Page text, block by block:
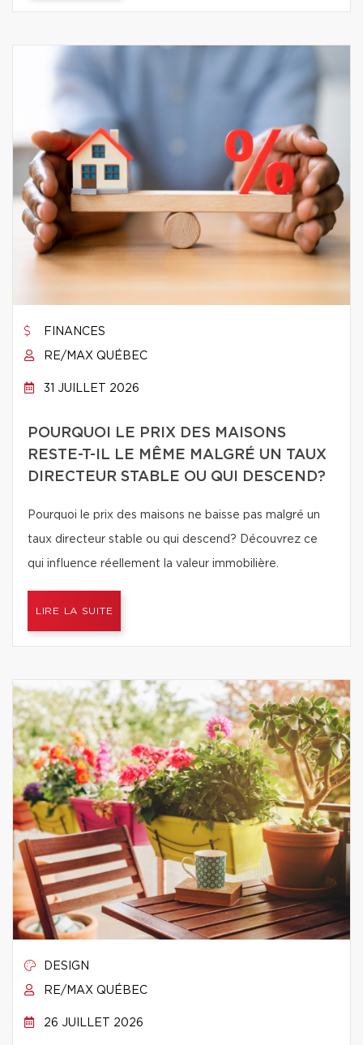
FINANCES
RE/MAX QUÉBEC
31 JUILLET 2026
POURQUOI LE PRIX DES MAISONS
RESTE-T-IL LE MÊME MALGRÉ UN TAUX
DIRECTEUR STABLE OU QUI DESCEND?
Pourquoi le prix des maisons ne baisse pas malgré un
taux directeur stable ou qui descend? Découvrez ce
qui influence réellement la valeur immobilière.
LIRE LA SUITE
DESIGN
RE/MAX QUÉBEC
26 JUILLET 2026